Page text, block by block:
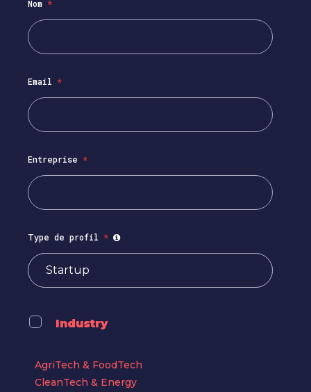
Nom *
Email *
Entreprise *
Type de profil *
Industry
AgriTech & FoodTech
CleanTech & Energy